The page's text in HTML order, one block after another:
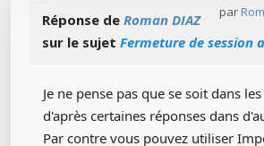
par
Réponse de Roman DIAZ
sur le sujet Fermeture de session
Je ne pense pas que se soit dans
d'après certaines réponses dans
Par contre vous pouvez utiliser